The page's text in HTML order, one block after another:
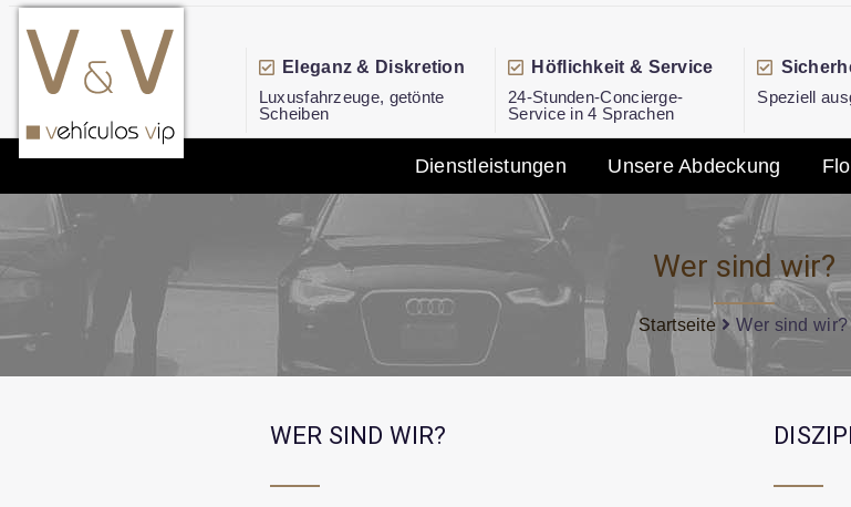
Eleganz & Diskretion
Luxusfahrzeuge, getönte
Scheiben
Höflichkeit & Service
24-Stunden-Concierge-
Service in 4 Sprachen
Speziell
Dienstleistungen Unsere Abdeckung
Wer sind wir?
Startseite Wer sind wir?
WER SIND WIR?